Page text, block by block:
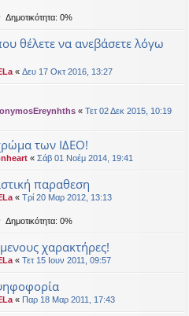
Δημοτικότητα: 0%
θέλετε να ανεβάσετε λόγω
« Δευ 17 Οκτ 2016, 13:27
« Τετ 02 Δεκ 2015, 10:19
των ΙΔΕΟ!
« Σάβ 01 Νοέμ 2014, 19:41
παραθεση
« Τρί 20 Μαρ 2012, 13:13
Δημοτικότητα: 0%
χαρακτήρες!
« Τετ 15 Ιουν 2011, 09:57
« Παρ 18 Μαρ 2011, 17:43